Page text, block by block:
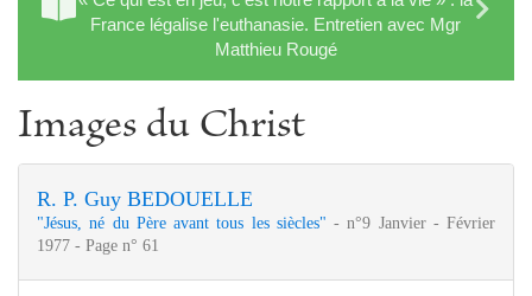
France légalise l'euthanasie. Entretien avec Mgr
Matthieu Rougé
Images du Christ
R. P. Guy BEDOUELLE
"Jésus, né du Père avant tous les siècles" - n°9 Janvier - Février
1977 - Page n° 61